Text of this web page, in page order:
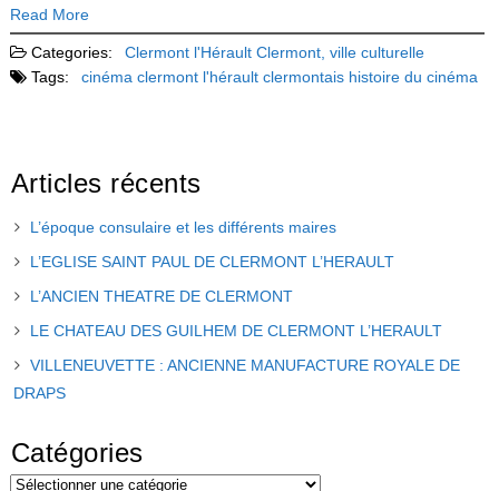
Read More
Categories: Clermont l'Hérault Clermont, ville culturelle
Tags:
cinéma clermont l'hérault clermontais histoire du cinéma
Articles récents
L’époque consulaire et les différents maires
L’EGLISE SAINT PAUL DE CLERMONT L’HERAULT
L’ANCIEN THEATRE DE CLERMONT
LE CHATEAU DES GUILHEM DE CLERMONT L’HERAULT
VILLENEUVETTE : ANCIENNE MANUFACTURE ROYALE DE
DRAPS
Catégories